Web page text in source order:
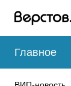
Главное